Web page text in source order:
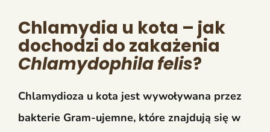
Chlamydia u kota – jak
dochodzi do zakażenia
Chlamydophila felis?
Chlamydioza u kota jest wywoływana przez
bakterie Gram-ujemne, które znajdują się w